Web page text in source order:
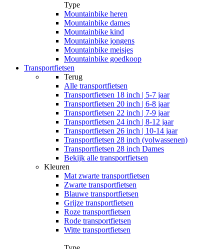
Type
Mountainbike heren
Mountainbike dames
Mountainbike kind
Mountainbike jongens
Mountainbike meisjes
Mountainbike goedkoop
Transportfietsen
Terug
Alle transportfietsen
Transportfietsen 18 inch | 5-7 jaar
Transportfietsen 20 inch | 6-8 jaar
Transportfietsen 22 inch | 7-9 jaar
Transportfietsen 24 inch | 8-12 jaar
Transportfietsen 26 inch | 10-14 jaar
Transportfietsen 28 inch (volwassenen)
Transportfietsen 28 inch Dames
Bekijk alle transportfietsen
Kleuren
Mat zwarte transportfietsen
Zwarte transportfietsen
Blauwe transportfietsen
Grijze transportfietsen
Roze transportfietsen
Rode transportfietsen
Witte transportfietsen